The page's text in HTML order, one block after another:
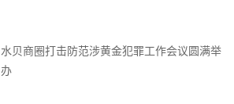
水贝商圈打击防范涉黄金犯罪工作会议圆满举
办